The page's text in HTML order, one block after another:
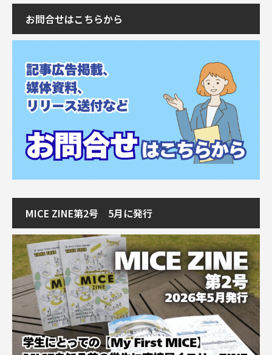
お問合せはこちらから
MICE ZINE第2号 5月に発行